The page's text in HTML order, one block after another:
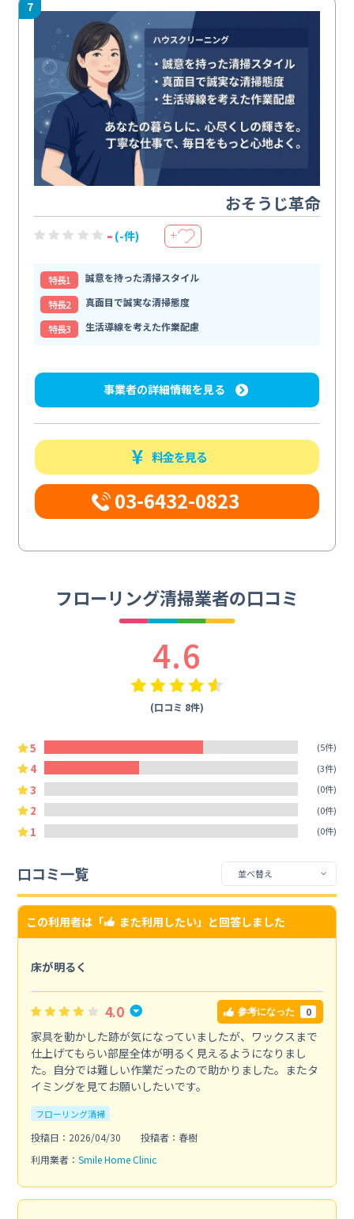
7
おそうじ革命
- (-件) ＋
特⻑1
誠意を持った清掃スタイル
特⻑2
真面目で誠実な清掃態度
特⻑3
生活導線を考えた作業配慮
事業者の詳細情報を見る
料金を見る
03-6432-0823
フローリング清掃業者の口コミ
4.6
(口コミ 8件)
5 (5件)
4 (3件)
3 (0件)
2 (0件)
1 (0件)
口コミ一覧
この利用者は「 また利用したい」と回答しました
床が明るく
4.0 参考になった 0
家具を動かした跡が気になっていましたが、ワックスまで
仕上げてもらい部屋全体が明るく見えるようになりまし
た。自分では難しい作業だったので助かりました。またタ
イミングを見てお願いしたいです。
フローリング清掃
投稿日：2026/04/30
投稿者：春樹
利用業者： Smile Home Clinic